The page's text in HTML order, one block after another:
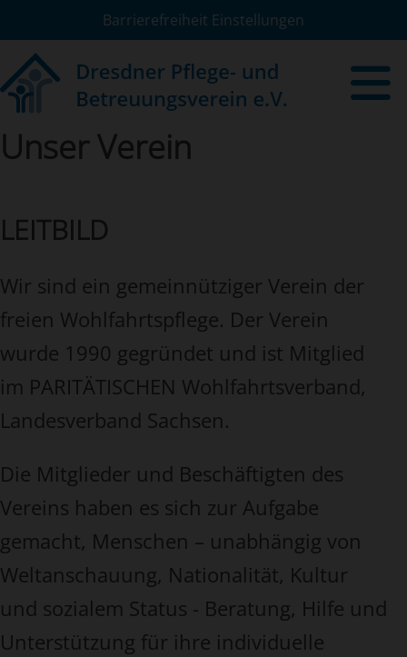
Barrierefreiheit Einstellungen
Unser Verein
LEITBILD
Wir sind ein gemeinnütziger Verein der
freien Wohlfahrtspflege. Der Verein
wurde 1990 gegründet und ist Mitglied
im PARITÄTISCHEN Wohlfahrtsverband,
Landesverband Sachsen.
Die Mitglieder und Beschäftigten des
Vereins haben es sich zur Aufgabe
gemacht, Menschen – unabhängig von
Weltanschauung, Nationalität, Kultur
und sozialem Status - Beratung, Hilfe und
Unterstützung für ihre individuelle